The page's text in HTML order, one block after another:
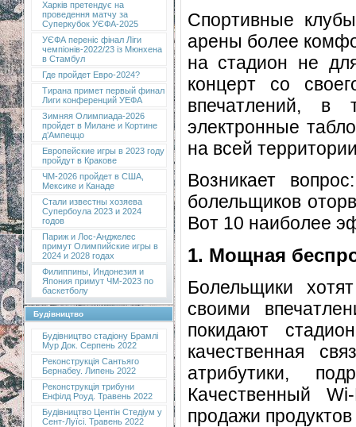
Харків претендує на
проведення матчу за
Суперкубок УЄФА-2025
УЄФА переніс фінал Ліги
чемпіонів-2022/23 із Мюнхена
в Стамбул
Где пройдет Евро-2024?
Тирана примет первый финал
Лиги конференций УЕФА
Зимняя Олимпиада-2026
пройдет в Милане и Кортине
д’Ампеццо
Европейские игры в 2023 году
пройдут в Кракове
ЧМ-2026 пройдет в США,
Мексике и Канаде
Стали известны хозяева
Супербоула 2023 и 2024
годов
Париж и Лос-Анджелес
примут Олимпийские игры в
2024 и 2028 годах
Филиппины, Индонезия и
Япония примут ЧМ-2023 по
баскетболу
Будівництво
Будівництво стадіону Брамлі
Мур Док. Серпень 2022
Реконструкція Сантьяго
Бернабеу. Липень 2022
Реконструкція трибуни
Енфілд Роуд. Травень 2022
Будівництво Центін Стедіум у
Сент-Луїсі. Травень 2022
Спортивные
арены более
на стадион не
концерт со
впечатлений,
электронные
на всей
Возникает
болельщиков
Вот 10 наиболее
1. Мощная
Болельщики
своими
покидают
качественная
атрибутики,
Качественный
продажи